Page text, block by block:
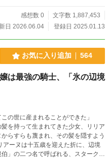
感想数 0
文字数 1,887,453
日 2026.06.04
登録日 2025.01.13
お気に入り追加 564
は最強の騎士、「氷の辺境
の世に産まれることができた」
を持って生まれてきた少女、リリア
らすらも蔑まれ、その髪を隠すよう
」の二つ名で呼ばれる、スターク・